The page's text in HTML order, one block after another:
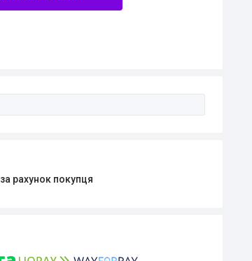
за рахунок покупця